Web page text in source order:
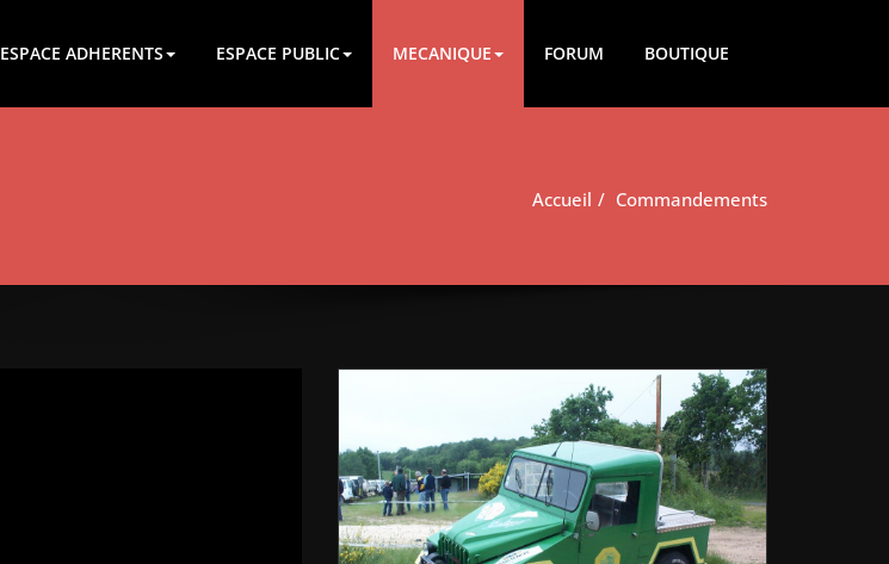
ESPACE ADHERENTS ESPACE PUBLIC MECANIQUE FORUM BOUTIQUE
Accueil Commandements